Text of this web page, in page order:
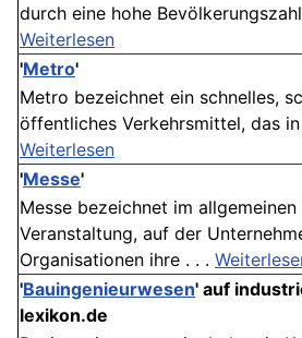
durch eine hohe
Weiterlesen
'Metro'
Metro bezeichnet ein schnelles,
öffentliches Verkehrsmittel, das
Weiterlesen
'Messe'
Messe bezeichnet im
Veranstaltung, auf der
Organisationen ihre . . .
'Bauingenieurwesen' auf
lexikon.de